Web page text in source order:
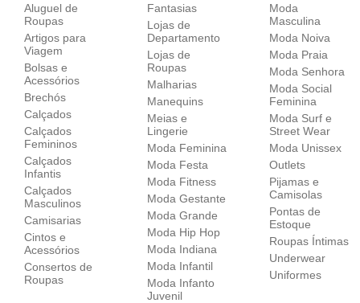
Aluguel de
Roupas
Artigos para
Viagem
Bolsas e
Acessórios
Brechós
Calçados
Calçados
Femininos
Calçados
Infantis
Calçados
Masculinos
Camisarias
Cintos e
Acessórios
Consertos de
Roupas
Fantasias
Lojas de
Departamento
Lojas de
Roupas
Malharias
Manequins
Meias e
Lingerie
Moda Feminina
Moda Festa
Moda Fitness
Moda Gestante
Moda Grande
Moda Hip Hop
Moda Indiana
Moda Infantil
Moda Infanto
Juvenil
Moda
Masculina
Moda Noiva
Moda Praia
Moda Senhora
Moda Social
Feminina
Moda Surf e
Street Wear
Moda Unissex
Outlets
Pijamas e
Camisolas
Pontas de
Estoque
Roupas Íntimas
Underwear
Uniformes